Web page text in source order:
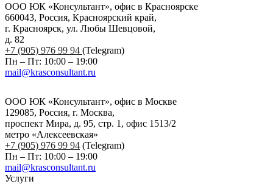
ООО ЮК «Консультант», офис в Красноярске
660043, Россия, Красноярский край,
г. Красноярск, ул. Любы Шевцовой,
д. 82
+7 (905) 976 99 94 (Telegram)
Пн – Пт: 10:00 – 19:00
mail@krasconsultant.ru
ООО ЮК «Консультант», офис в Москве
129085, Россия, г. Москва,
проспект Мира, д. 95, стр. 1, офис 1513/2
метро «Алексеевская»
+7 (905) 976 99 94 (Telegram)
Пн – Пт: 10:00 – 19:00
mail@krasconsultant.ru
Услуги